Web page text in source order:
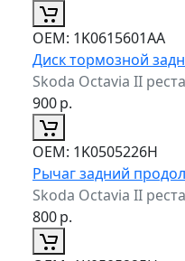
ОЕМ: 1K0615601AA
Диск тормозной
Skoda Octavia II
900р.
ОЕМ: 1K0505226H
Рычаг задний
Skoda Octavia II
800р.